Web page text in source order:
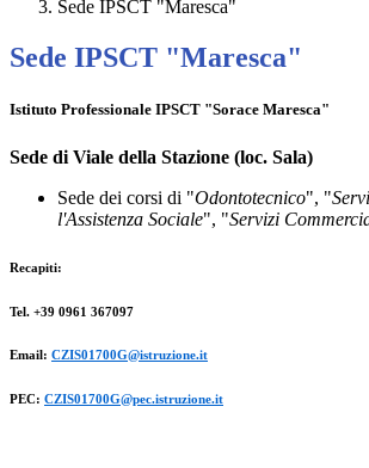
Sede IPSCT "Maresca"
Sede IPSCT "Maresca"
Istituto Professionale IPSCT "Sorace Maresca"
Sede di Viale della Stazione (loc. Sala)
Sede dei corsi di "Odontotecnico", "
l'Assistenza Sociale", "Servizi
Recapiti:
Tel. +39 0961 367097
Email: CZIS01700G@istruzione.it
PEC: CZIS01700G@pec.istruzione.it